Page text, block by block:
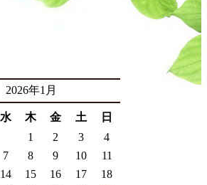
2026年1月
水 木 金 土 日
1 2 3
4
7 8 9 10
11
14 15 16 17
18